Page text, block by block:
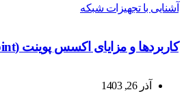
آشنایی با تجهیزات شبکه
کاربردها و مزایای اکسس پوینت (Access Point)
آذر 26, 1403